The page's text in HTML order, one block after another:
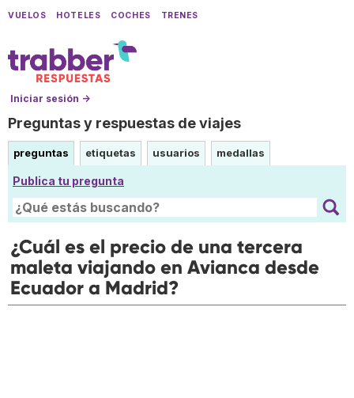
VUELOS HOTELES COCHES TRENES
Iniciar sesión →
Preguntas y respuestas de viajes
preguntas etiquetas usuarios medallas
Publica tu pregunta
¿Cuál es el precio de una tercera
maleta viajando en Avianca desde
Ecuador a Madrid?